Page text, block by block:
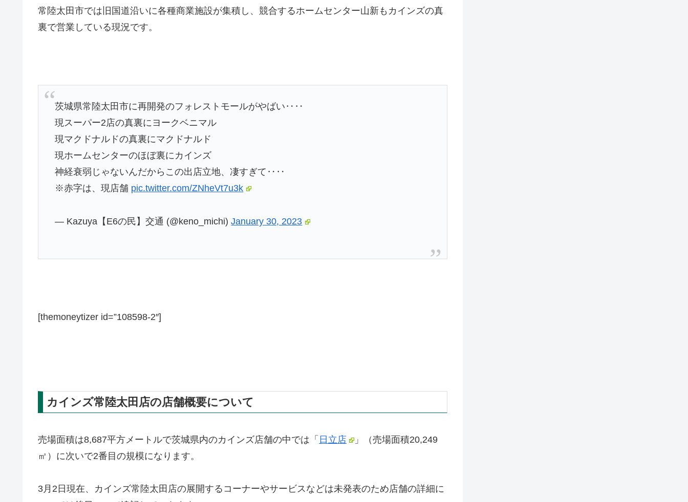
常陸太田市では旧国道沿いに各種商業施設が集積し、競合するホームセンター山新もカインズの真
裏で営業している現況です。
茨城県常陸太田市に再開発のフォレストモールがやばい‥‥
現スーパー2店の真裏にヨークベニマル
現マクドナルドの真裏にマクドナルド
現ホームセンターのほぼ裏にカインズ
神経衰弱じゃないんだからこの出店立地、凄すぎて‥‥
※赤字は、現店舗 pic.twitter.com/ZNheVt7u3k
— Kazuya【E6の民】交通 (@keno_michi)January 30, 2023
[themoneytizer id=”108598-2″]
カインズ常陸太田店の店舗概要について
売場面積は8,687平方メートルで茨城県内のカインズ店舗の中では「 日立店
」（売場面積20,249
㎡）に次いで2番目の規模になります。
3月2日現在、カインズ常陸太田店の展開するコーナーやサービスなどは未発表のため店舗の詳細に